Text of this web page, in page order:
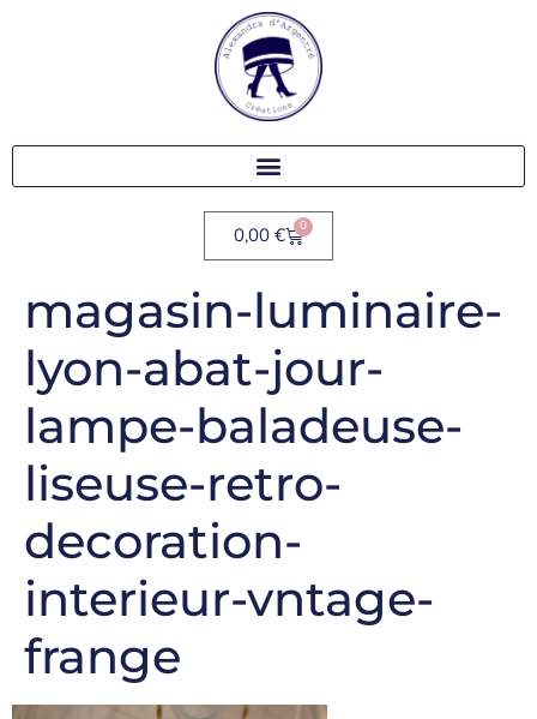
0,00 € 0
magasin-luminaire-
lyon-abat-jour-
lampe-baladeuse-
liseuse-retro-
decoration-
interieur-vntage-
frange